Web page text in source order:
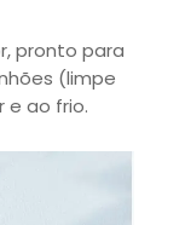
pronto para
(limpe
e ao frio.